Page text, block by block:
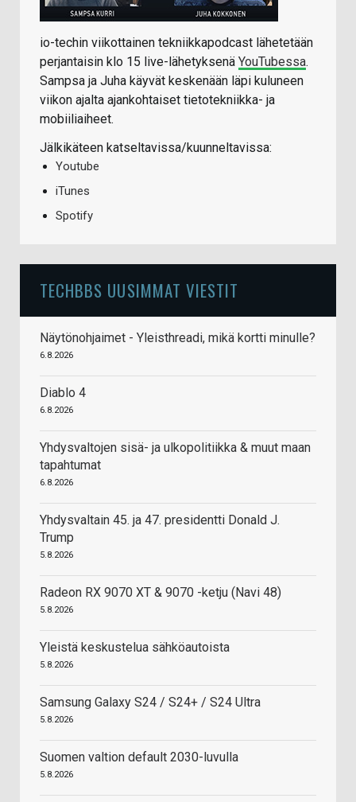
io-techin viikottainen tekniikkapodcast lähetetään
perjantaisin klo 15 live-lähetyksenä YouTubessa.
Sampsa ja Juha käyvät keskenään läpi kuluneen
viikon ajalta ajankohtaiset tietotekniikka- ja
mobiiliaiheet.
Jälkikäteen katseltavissa/kuunneltavissa:
Youtube
iTunes
Spotify
TECHBBS UUSIMMAT VIESTIT
Näytönohjaimet - Yleisthreadi, mikä kortti minulle?
6.8.2026
Diablo 4
6.8.2026
Yhdysvaltojen sisä- ja ulkopolitiikka & muut maan
tapahtumat
6.8.2026
Yhdysvaltain 45. ja 47. presidentti Donald J.
Trump
5.8.2026
Radeon RX 9070 XT & 9070 -ketju (Navi 48)
5.8.2026
Yleistä keskustelua sähköautoista
5.8.2026
Samsung Galaxy S24 / S24+ / S24 Ultra
5.8.2026
Suomen valtion default 2030-luvulla
5.8.2026